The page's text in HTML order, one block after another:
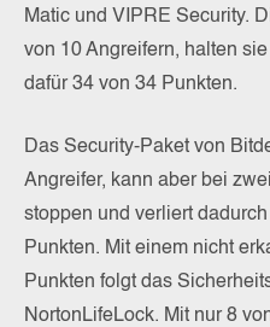
Matic und VIPRE Security.
von 10 Angreifern, halten
dafür 34 von 34 Punkten.
Das Security-Paket von
Angreifer, kann aber bei
stoppen und verliert
Punkten. Mit einem nicht
Punkten folgt das
NortonLifeLock. Mit nur 8